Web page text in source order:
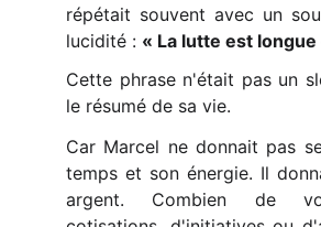
répétait souvent avec un
lucidité : « La lutte est
Cette phrase n'était pas un
le résumé de sa vie.
Car Marcel ne donnait pas
temps et son énergie. Il
argent. Combien de